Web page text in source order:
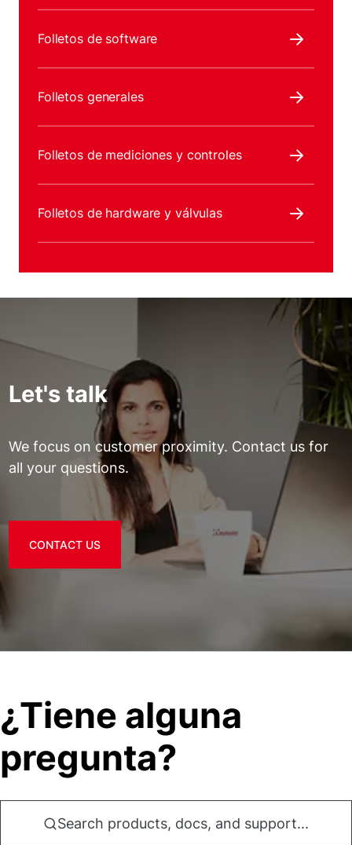
Folletos de software
Folletos generales
Folletos de mediciones y controles
Folletos de hardware y válvulas
Let's talk
We focus on customer proximity. Contact us for
all your questions.
CONTACT US
¿Tiene alguna
pregunta?
Search products, docs, and support...